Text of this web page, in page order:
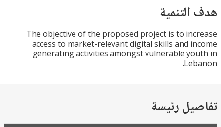
The objective of the proposed project is to
access to market-relevant digital skills and
generating activities amongst vulnerable
رئيسة